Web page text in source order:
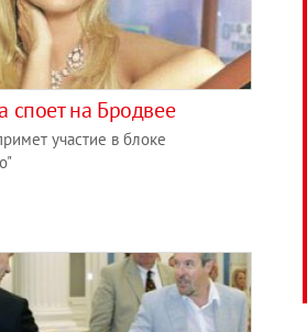
споет на Бродвее
участие в блоке